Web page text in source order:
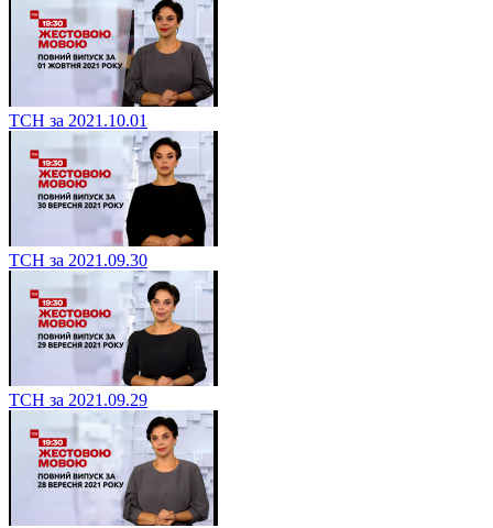
ТСН за 2021.10.01
ТСН за 2021.09.30
ТСН за 2021.09.29